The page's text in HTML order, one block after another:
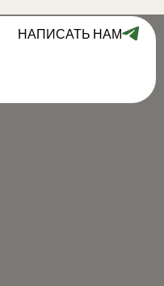
НАПИСАТЬ НАМ